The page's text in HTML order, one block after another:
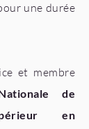
une durée
et membre
de
en